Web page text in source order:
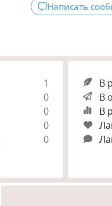
Написать
1
0
0
0
0
В
В
В